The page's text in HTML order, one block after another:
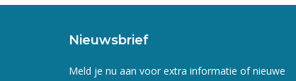
Nieuwsbrief
Meld je nu aan voor extra informatie of nieuwe